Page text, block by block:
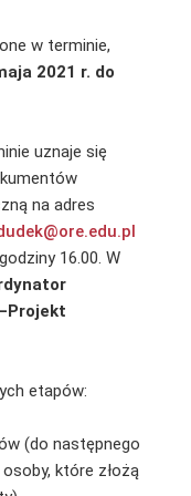
w terminie,
2021 r. do
uznaje się
na adres
16.00. W
etapów:
(do następnego
które złożą